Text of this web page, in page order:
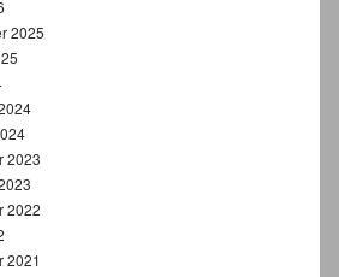
2025
2023
2022
2021